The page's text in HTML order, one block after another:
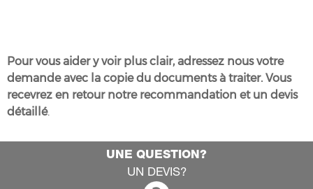
Pour vous aider y voir plus clair, adressez nous votre
demande avec la copie du documents à traiter. Vous
recevrez en retour notre recommandation et un devis
détaillé.
UNE QUESTION?
UN DEVIS?